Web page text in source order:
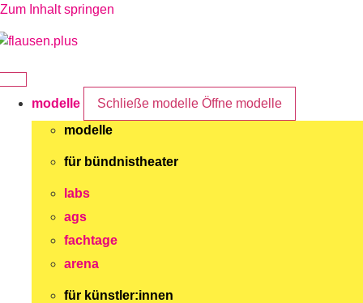
Zum Inhalt springen
modelle Schließe modelle Öffne modelle
modelle
für bündnistheater
labs
ags
fachtage
arena
für künstler:innen